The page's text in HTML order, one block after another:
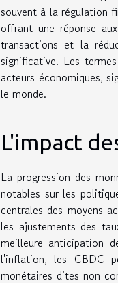
souvent à la régulation
offrant une réponse
transactions et la
significative. Les
acteurs économiques,
le monde.
L'impact
La progression des
notables sur les
centrales des moyens
les ajustements des
meilleure anticipation
l'inflation, les CBDC
monétaires dites non